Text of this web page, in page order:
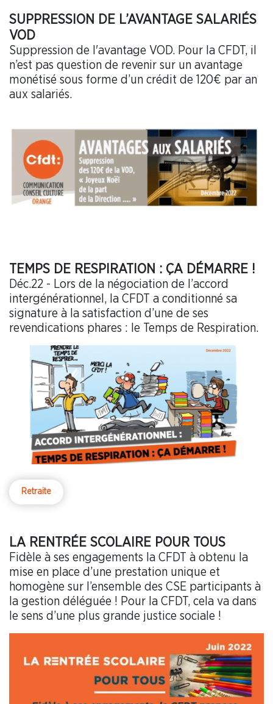
SUPPRESSION DE L’AVANTAGE SALARIÉS
VOD
Suppression de l'avantage VOD. Pour la CFDT, il
n’est pas question de revenir sur un avantage
monétisé sous forme d’un crédit de 120€ par an
aux salariés.
TEMPS DE RESPIRATION : ÇA DÉMARRE !
Déc.22 - Lors de la négociation de l’accord
intergénérationnel, la CFDT a conditionné sa
signature à la satisfaction d’une de ses
revendications phares : le Temps de Respiration.
Retraite
LA RENTRÉE SCOLAIRE POUR TOUS
Fidèle à ses engagements la CFDT à obtenu la
mise en place d’une prestation unique et
homogène sur l’ensemble des CSE participants à
la gestion déléguée ! Pour la CFDT, cela va dans
le sens d’une plus grande justice sociale !